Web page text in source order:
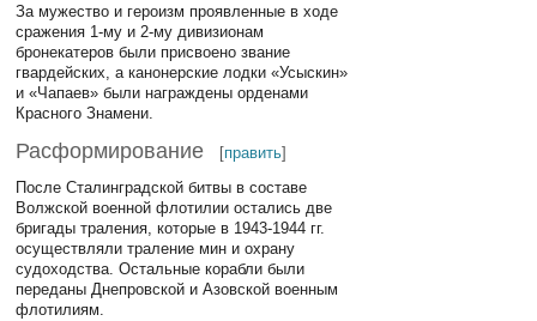
За мужество и героизм проявленные в ходе
сражения 1-му и 2-му дивизионам
бронекатеров были присвоено звание
гвардейских, а канонерские лодки «Усыскин»
и «Чапаев» были награждены орденами
Красного Знамени.
Расформирование [править]
После Сталинградской битвы в составе
Волжской военной флотилии остались две
бригады траления, которые в 1943-1944 гг.
осуществляли траление мин и охрану
судоходства. Остальные корабли были
переданы Днепровской и Азовской военным
флотилиям.